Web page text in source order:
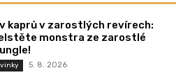
kaprů v zarostlých revírech:
monstra ze zarostlé
5. 8. 2026